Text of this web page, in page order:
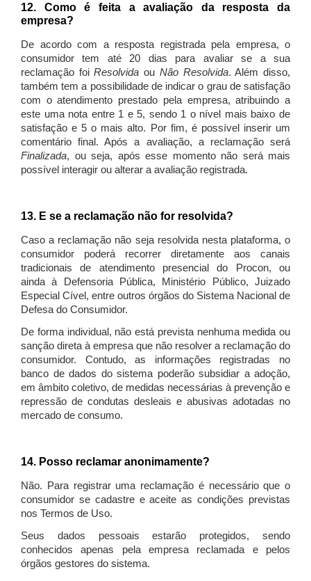
12. Como é feita a avaliação da resposta da
empresa?
De acordo com a resposta registrada pela empresa, o
consumidor tem até 20 dias para avaliar se a sua
reclamação foiResolvida ou Não Resolvida. Além disso,
também tem a possibilidade de indicar o grau de satisfação
com o atendimento prestado pela empresa, atribuindo a
este uma nota entre 1 e 5, sendo 1 o nível mais baixo de
satisfação e 5 o mais alto. Por fim, é possível inserir um
comentário final. Após a avaliação, a reclamação será
Finalizada, ou seja, após esse momento não será mais
possível interagir ou alterar a avaliação registrada.
13. E se a reclamação não for resolvida?
Caso a reclamação não seja resolvida nesta plataforma, o
consumidor poderá recorrer diretamente aos canais
tradicionais de atendimento presencial do Procon, ou
ainda à Defensoria Pública, Ministério Público, Juizado
Especial Cível, entre outros órgãos do Sistema Nacional de
Defesa do Consumidor.
De forma individual, não está prevista nenhuma medida ou
sanção direta à empresa que não resolver a reclamação do
consumidor. Contudo, as informações registradas no
banco de dados do sistema poderão subsidiar a adoção,
em âmbito coletivo, de medidas necessárias à prevenção e
repressão de condutas desleais e abusivas adotadas no
mercado de consumo.
14. Posso reclamar anonimamente?
Não. Para registrar uma reclamação é necessário que o
consumidor se cadastre e aceite as condições previstas
nos Termos de Uso.
Seus dados pessoais estarão protegidos, sendo
conhecidos apenas pela empresa reclamada e pelos
órgãos gestores do sistema.